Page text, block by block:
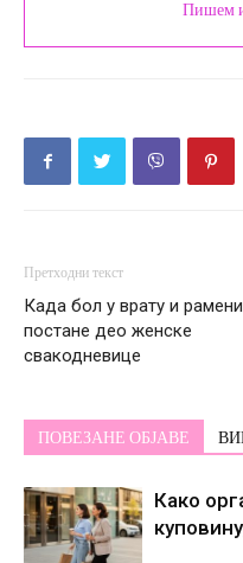
Пишем
Претходни текст
Када бол у врату и
постане део женске
свакодневице
ПОВЕЗАНЕ ОБЈАВЕ
Како